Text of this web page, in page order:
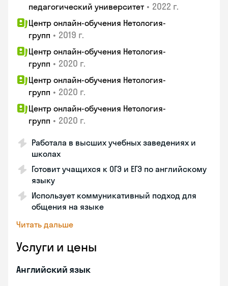
педагогический университет • 2022 г.
Центр онлайн-обучения Нетология-
групп • 2019 г.
Центр онлайн-обучения Нетология-
групп • 2020 г.
Центр онлайн-обучения Нетология-
групп • 2020 г.
Центр онлайн-обучения Нетология-
групп • 2020 г.
Работала в высших учебных заведениях и
школах
Готовит учащихся к ОГЭ и ЕГЭ по английскому
языку
Использует коммуникативный подход для
общения на языке
Читать дальше
Услуги и цены
Английский язык